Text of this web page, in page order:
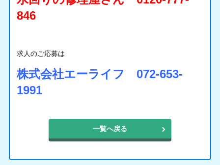
846
求人のご応募は
株式会社エーライフ 072-653-
1991
一覧へ戻る